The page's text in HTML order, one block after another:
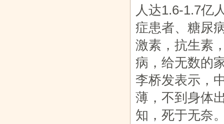
人达1.6-1.7亿
症患者、糖尿
激素，抗生素
病，给无数的
李桥发表示，
薄，不到身体
知，死于无奈